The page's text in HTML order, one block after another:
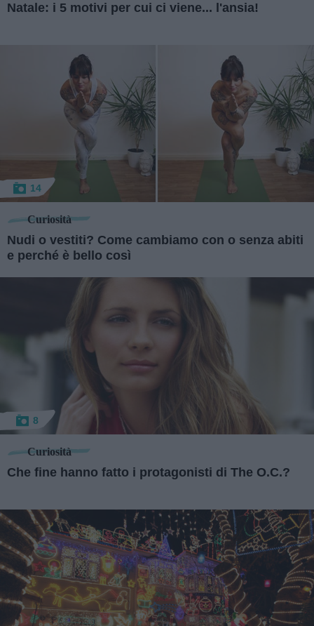
Natale: i 5 motivi per cui ci viene... l'ansia!
14
Curiosità
Nudi o vestiti? Come cambiamo con o senza abiti
e perché è bello così
8
Curiosità
Che fine hanno fatto i protagonisti di The O.C.?